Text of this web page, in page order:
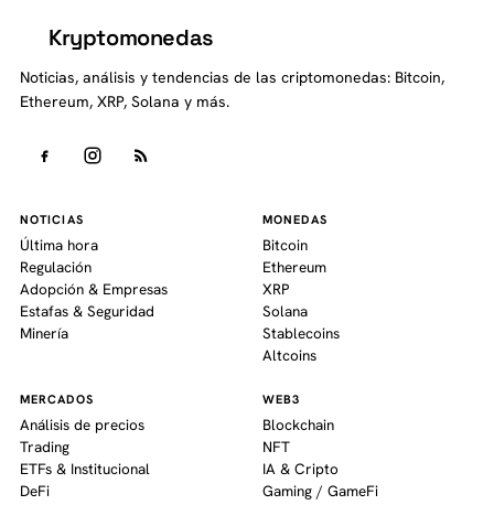
Kryptomonedas
Noticias, análisis y tendencias de las criptomonedas: Bitcoin,
Ethereum, XRP, Solana y más.
NOTICIAS
Última hora
Regulación
Adopción & Empresas
Estafas & Seguridad
Minería
MONEDAS
Bitcoin
Ethereum
XRP
Solana
Stablecoins
Altcoins
MERCADOS
Análisis de precios
Trading
ETFs & Institucional
DeFi
WEB3
Blockchain
NFT
IA & Cripto
Gaming / GameFi